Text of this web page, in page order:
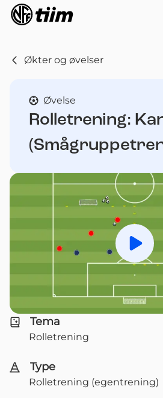
Økter og øvelser
Øvelse
Rolletrening:
Spill av
Tema
Rolletrening
Type
Rolletrening (egentrening)